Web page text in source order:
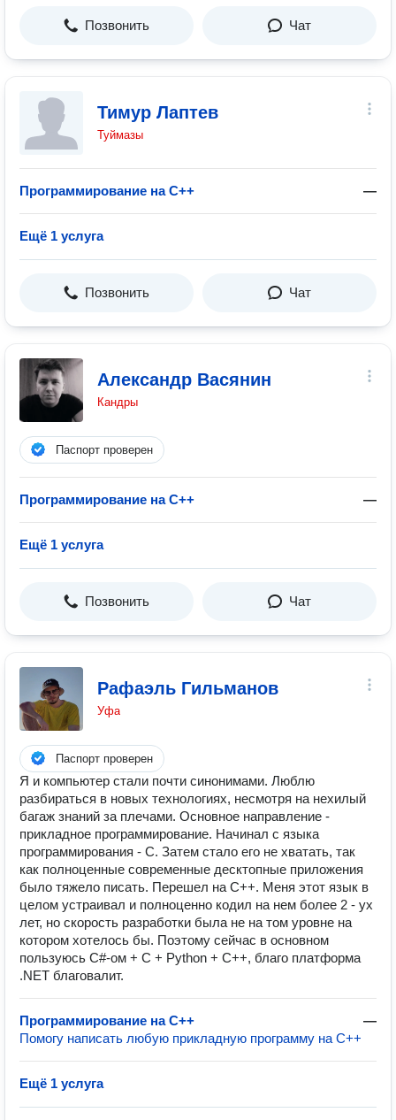
Позвонить Чат
Тимур Лаптев
Туймазы
Программирование на C++ —
Ещё 1 услуга
Позвонить Чат
Александр Васянин
Кандры
Паспорт проверен
Программирование на C++ —
Ещё 1 услуга
Позвонить Чат
Рафаэль Гильманов
Уфа
Паспорт проверен
Я и компьютер стали почти синонимами. Люблю
разбираться в новых технологиях, несмотря на нехилый
багаж знаний за плечами. Основное направление -
прикладное программирование. Начинал с языка
программирования - C. Затем стало его не хватать, так
как полноценные современные десктопные приложения
было тяжело писать. Перешел на C++. Меня этот язык в
целом устраивал и полноценно кодил на нем более 2 - ух
лет, но скорость разработки была не на том уровне на
котором хотелось бы. Поэтому сейчас в основном
пользуюсь C#-ом + C + Python + C++, благо платформа
.NET благовалит.
Программирование на C++
—
Помогу написать любую прикладную программу на C++
Ещё 1 услуга